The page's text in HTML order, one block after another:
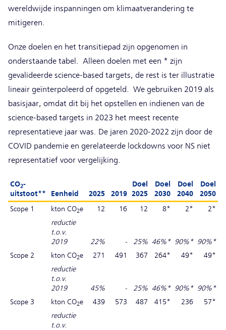
wereldwijde inspanningen om klimaatverandering te
mitigeren.
Onze doelen en het transitiepad zijn opgenomen in
onderstaande tabel. Alleen doelen met een * zijn
gevalideerde science-based targets, de rest is ter illustratie
lineair geïnterpoleerd of opgeteld. We gebruiken 2019 als
basisjaar, omdat dit bij het opstellen en indienen van de
science-based targets in 2023 het meest recente
representatieve jaar was. De jaren 2020-2022 zijn door de
COVID pandemie en gerelateerde lockdowns voor NS niet
representatief voor vergelijking.
CO2-
uitstoot**
Eenheid 2025 2019
Doel
2025
Doel
2030
Doel
2040
Doel
2050
Scope 1
kton CO2e 12 16 12 8* 2*
2*
reductie
t.o.v.
2019
22% - 25% 46%* 90%* 90%*
Scope 2
kton CO2e 271 491 367 264* 49*
49*
reductie
t.o.v.
2019
45% - 25% 46%* 90%* 90%*
Scope 3
kton CO2e 439 573 487 415* 236
57*
reductie
t.o.v.